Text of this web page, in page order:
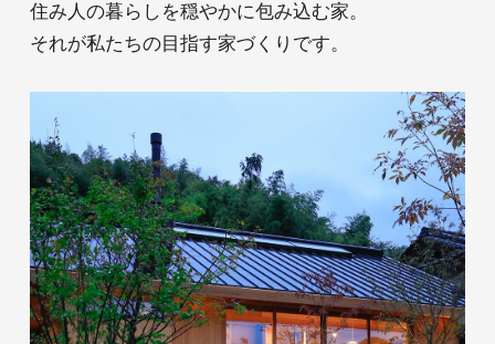
住み人の暮らしを穏やかに包み込む家。
それが私たちの目指す家づくりです。